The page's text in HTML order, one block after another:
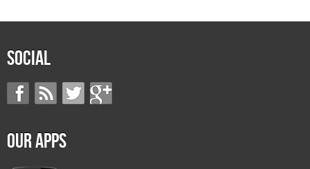
Social
Our Apps